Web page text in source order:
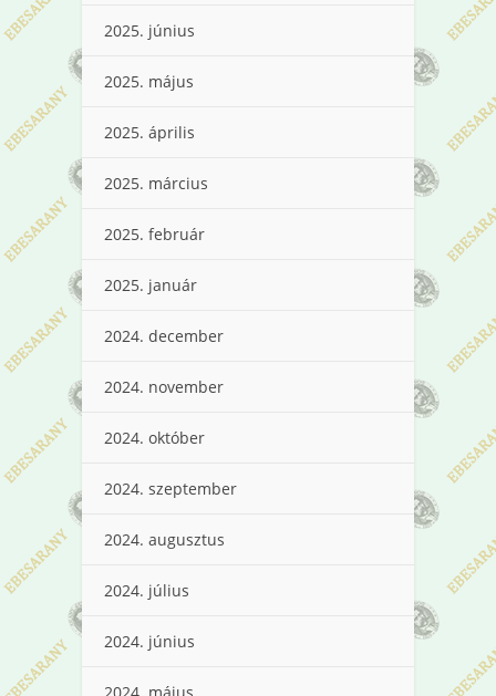
2025. június
2025. május
2025. április
2025. március
2025. február
2025. január
2024. december
2024. november
2024. október
2024. szeptember
2024. augusztus
2024. július
2024. június